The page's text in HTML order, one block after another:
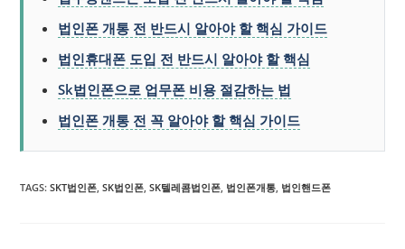
법인폰 개통 전 반드시 알아야 할 핵심 가이드
법인휴대폰 도입 전 반드시 알아야 할 핵심
Sk법인폰으로 업무폰 비용 절감하는 법
법인폰 개통 전 꼭 알아야 할 핵심 가이드
TAGS:SKT법인폰, SK법인폰, SK텔레콤법인폰, 법인폰개통, 법인핸드폰